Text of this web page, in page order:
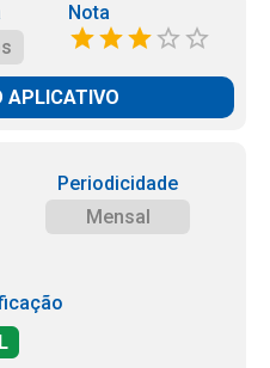
Nota
APLICATIVO
Periodicidade
Mensal
L